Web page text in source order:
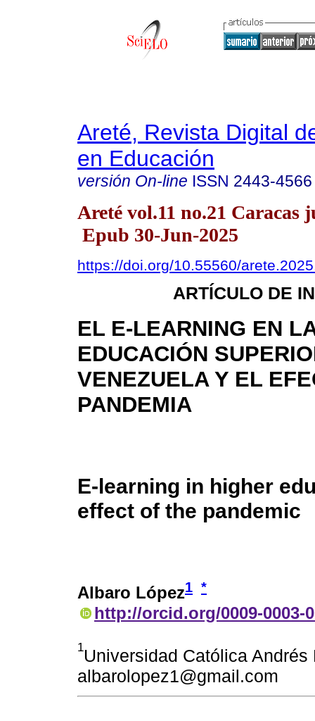
Areté, Revista Digital
en Educación
versión On-line ISSN 2443-4566
Areté vol.11 no.21 Caracas
Epub 30-Jun-2025
https://doi.org/10.55560/
ARTÍCULO DE
EL E-LEARNING EN
EDUCACIÓN
VENEZUELA Y EL
PANDEMIA
E-learning in higher
effect of the pandemic
Albaro López1 *
http://orcid.org/0009-0003-
1Universidad Católica
albarolopez1@gmail.com